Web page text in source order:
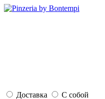
Доставка
С собой